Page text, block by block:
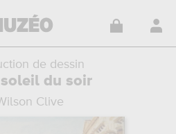
de dessin
du soir
Clive